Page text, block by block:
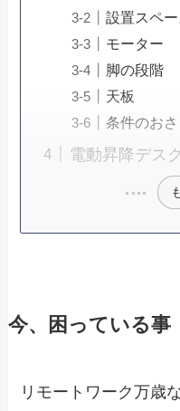
設置スペー
モーター
脚の段階
天板
条件のお
電動昇降デス
今、困っている事
リモートワーク万歳